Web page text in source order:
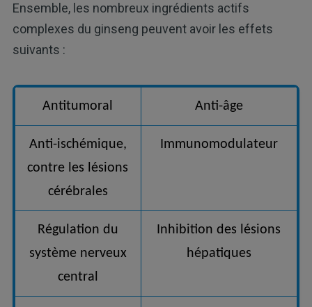
Ensemble, les nombreux ingrédients actifs
complexes du ginseng peuvent avoir les effets
suivants :
Antitumoral Anti-âge
Anti-ischémique,
contre les lésions
cérébrales
Immunomodulateur
Régulation du
système nerveux
central
Inhibition des lésions
hépatiques